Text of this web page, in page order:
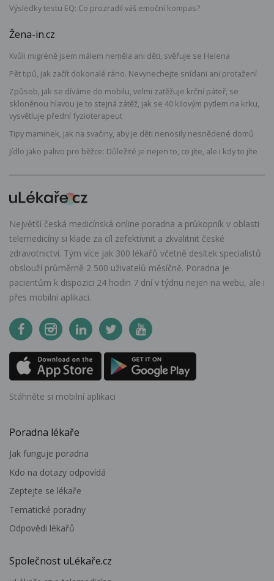
Výsledky testu EQ: Co prozradil váš emoční kompas?
Žena-in.cz
Kvůli migréně jsem málem neměla ani děti, svěřuje se Helena
Pět tipů, jak začít dokonalé ráno. Nevynechejte snídani ani protažení
Způsob, jak se díváme do mobilu, velmi zatěžuje krční páteř, se
skloněnou hlavou je to stejná zátěž, jak se 40 kilovým pytlem na krku,
vysvětluje přední fyzioterapeut
Tipy maminek, jak na svačiny, aby je děti nenosily nesnědené domů
Jídlo jako palivo pro běžce: Důležité je nejen to, co jíte, ale i kdy to jíte
Největší česká medicínská online poradna a průkopník v oblasti
telemedicíny si klade za cíl zefektivnit a zkvalitnit české
zdravotnictví. Tým více jak 300 lékařů včetně desítek specialistů
obslouží průměrně 2 500 uživatelů měsíčně. Poradna je
pacientům k dispozici 24 hodin 7 dní v týdnu nejen na webu, ale i
přes mobilní aplikaci.
Stáhněte si mobilní aplikaci
Poradna lékaře
Jak funguje poradna
Kdo na dotazy odpovídá
Zeptejte se lékaře
Tematické poradny
Odpovědi lékařů
Společnost uLékaře.cz